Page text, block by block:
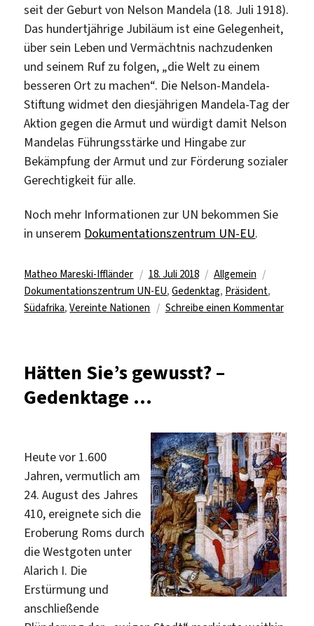
seit der Geburt von Nelson Mandela (18. Juli 1918).
Das hundertjährige Jubiläum ist eine Gelegenheit,
über sein Leben und Vermächtnis nachzudenken
und seinem Ruf zu folgen, „die Welt zu einem
besseren Ort zu machen“. Die Nelson-Mandela-
Stiftung widmet den diesjährigen Mandela-Tag der
Aktion gegen die Armut und würdigt damit Nelson
Mandelas Führungsstärke und Hingabe zur
Bekämpfung der Armut und zur Förderung sozialer
Gerechtigkeit für alle.
Noch mehr Informationen zur UN bekommen Sie
in unserem Dokumentationszentrum UN-EU.
Autor
Matheo Mareski-Iffländer
Veröffentlicht
am
18. Juli 2018 Kategorien
Allgemein
Dokumentationszentrum UN-EU,Gedenktag, Präsident,
Südafrika,Vereinte Nationen Schreibe einen Kommentarzu
Hätten Sie’s gewusst? –
Gedenktage …
Heute vor 1.600
Jahren, vermutlich am
24. August des Jahres
410, ereignete sich die
Eroberung Roms durch
die Westgoten unter
Alarich I. Die
Erstürmung und
anschließende